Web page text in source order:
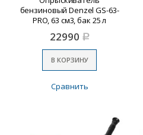
бензиновый Denzel GS-63-
PRO, 63 см3, бак 25 л
22990 Р
В КОРЗИНУ
Сравнить